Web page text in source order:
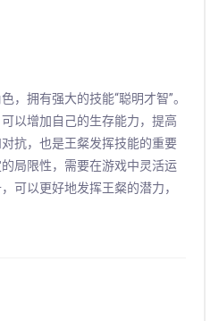
，拥有强大的技能“聪明才智”。
以增加自己的生存能力，提高
抗，也是王粲发挥技能的重要
局限性，需要在游戏中灵活运
可以更好地发挥王粲的潜力，